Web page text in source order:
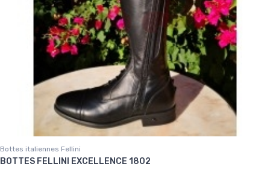
Bottes italiennes Fellini
BOTTES FELLINI EXCELLENCE 1802